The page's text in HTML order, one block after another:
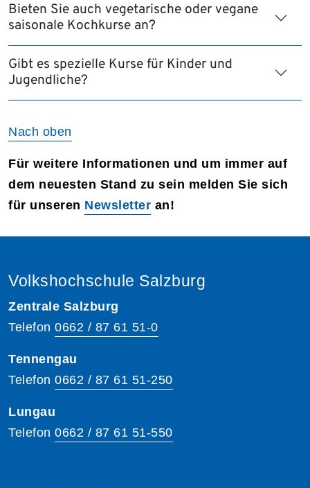
Bieten Sie auch vegetarische oder vegane
saisonale Kochkurse an?
Gibt es spezielle Kurse für Kinder und
Jugendliche?
Nach oben
Für weitere Informationen und um immer auf
dem neuesten Stand zu sein melden Sie sich
für unseren Newsletter an!
Volkshochschule Salzburg
Zentrale Salzburg
Telefon 0662 / 87 61 51-0
Tennengau
Telefon 0662 / 87 61 51-250
Lungau
Telefon 0662 / 87 61 51-550